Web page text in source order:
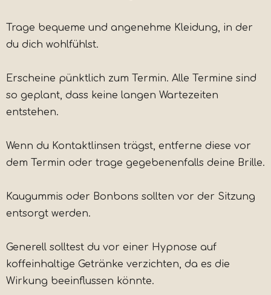
Trage bequeme und angenehme Kleidung, in der
du dich wohlfühlst.
Erscheine pünktlich zum Termin. Alle Termine sind
so geplant, dass keine langen Wartezeiten
entstehen.
Wenn du Kontaktlinsen trägst, entferne diese vor
dem Termin oder trage gegebenenfalls deine Brille.
Kaugummis oder Bonbons sollten vor der Sitzung
entsorgt werden.
Generell solltest du vor einer Hypnose auf
koffeinhaltige Getränke verzichten, da es die
Wirkung beeinflussen könnte.